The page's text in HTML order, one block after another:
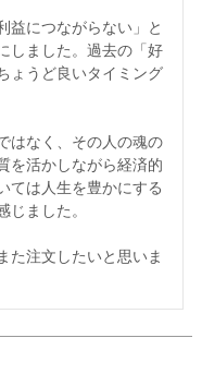
益につながらない」と
しました。過去の「好
ょうど良いタイミング
はなく、その人の魂の
を活かしながら経済的
ては人生を豊かにする
じました。
た注文したいと思いま